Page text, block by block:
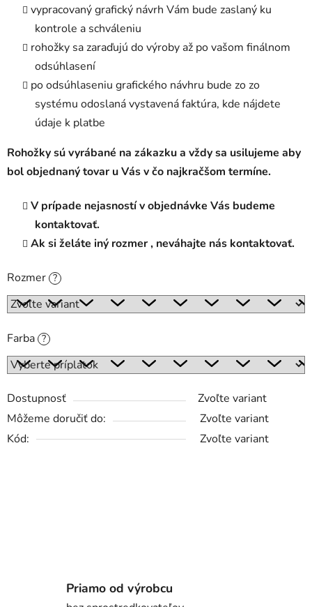
vypracovaný grafický návrh Vám bude zaslaný ku
kontrole a schváleniu
rohožky sa zaraďujú do výroby až po vašom finálnom
odsúhlasení
po odsúhlaseniu grafického návhru bude zo zo
systému odoslaná vystavená faktúra, kde nájdete
údaje k platbe
Rohožky sú vyrábané na zákazku a vždy sa usilujeme aby
bol objednaný tovar u Vás v čo najkračšom termíne.
V prípade nejasností v objednávke Vás budeme
kontaktovať.
Ak si želáte iný rozmer , neváhajte nás kontaktovať.
Rozmer ?
Farba ?
Dostupnosť
Zvoľte variant
Môžeme doručiť do:
Zvoľte variant
Kód:
Zvoľte variant
Priamo od výrobcu